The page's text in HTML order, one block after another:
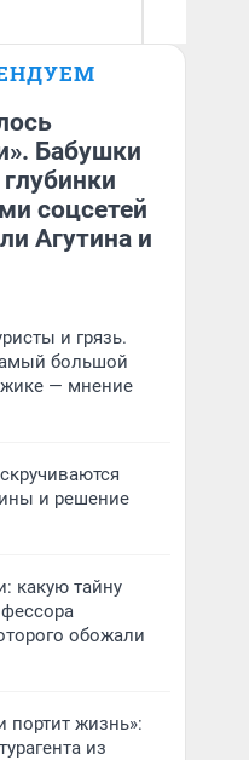
Бабушки
соцсетей
Агутина и
и грязь.
большой
— мнение
и решение
какую тайну
обожали
портит жизнь»:
из